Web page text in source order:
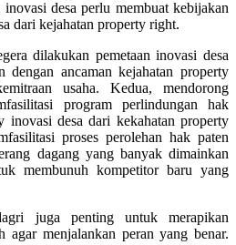
desa perlu membuat kebijakan
dari kejahatan property right.
dilakukan pemetaan inovasi desa
dengan ancaman kejahatan property
usaha. Kedua, mendorong
program perlindungan hak
inovasi desa dari kekahatan property
proses perolehan hak paten
dagang yang banyak dimainkan
membunuh kompetitor baru yang
juga penting untuk merapikan
agar menjalankan peran yang benar.